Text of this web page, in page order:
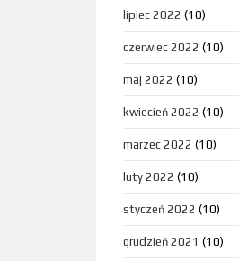
lipiec 2022 (10)
czerwiec 2022 (10)
maj 2022 (10)
kwiecień 2022 (10)
marzec 2022 (10)
luty 2022 (10)
styczeń 2022 (10)
grudzień 2021 (10)